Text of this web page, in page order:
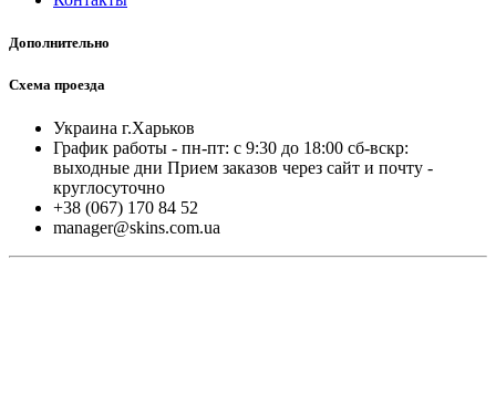
Дополнительно
Схема проезда
Украина г.Харьков
График работы - пн-пт: с 9:30 до 18:00 cб-вскр:
выходные дни Прием заказов через сайт и почту -
круглосуточно
+38 (067) 170 84 52
manager@skins.com.ua